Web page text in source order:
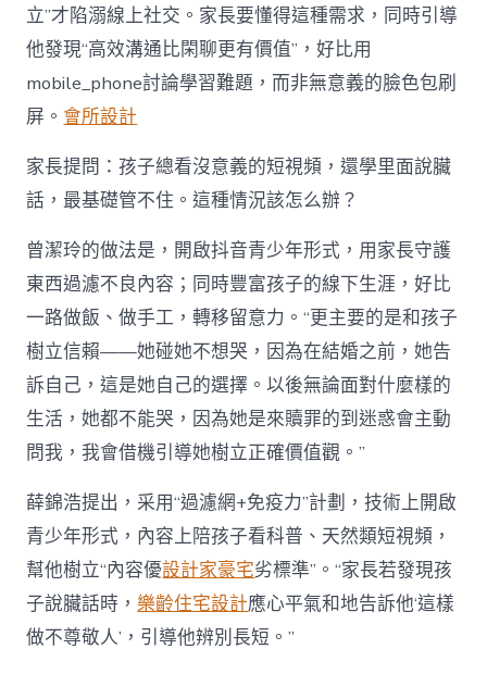
立”才陷溺線上社交。家長要懂得這種需求，同時引導
他發現“高效溝通比閑聊更有價值”，好比用
mobile_phone討論學習難題，而非無意義的臉色包刷
屏。會所設計
家長提問：孩子總看沒意義的短視頻，還學里面說臟
話，最基礎管不住。這種情況該怎么辦？
曾潔玲的做法是，開啟抖音青少年形式，用家長守護
東西過濾不良內容；同時豐富孩子的線下生涯，好比
一路做飯、做手工，轉移留意力。“更主要的是和孩子
樹立信賴——她碰她不想哭，因為在結婚之前，她告
訴自己，這是她自己的選擇。以後無論面對什麼樣的
生活，她都不能哭，因為她是來贖罪的到迷惑會主動
問我，我會借機引導她樹立正確價值觀。”
薛錦浩提出，采用“過濾網+免疫力”計劃，技術上開啟
青少年形式，內容上陪孩子看科普、天然類短視頻，
幫他樹立“內容優設計家豪宅劣標準”。“家長若發現孩
子說臟話時，樂齡住宅設計應心平氣和地告訴他‘這樣
做不尊敬人’，引導他辨別長短。”